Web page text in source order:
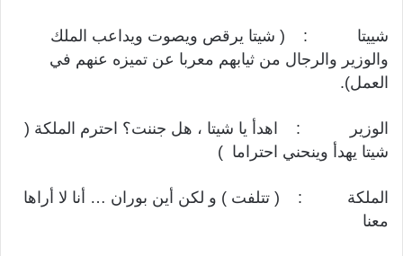
شييتا : ( شيتا يرقص ويصوت ويداعب الملك
والوزير والرجال من ثيابهم معربا عن تميزه عنهم في
العمل).
الوزير : اهدأ يا شيتا ، هل جننت؟ احترم الملكة (
شيتا يهدأ وينحني احتراما )
الملكة : ( تتلفت ) و لكن أين بوران … أنا لا أراها
معنا